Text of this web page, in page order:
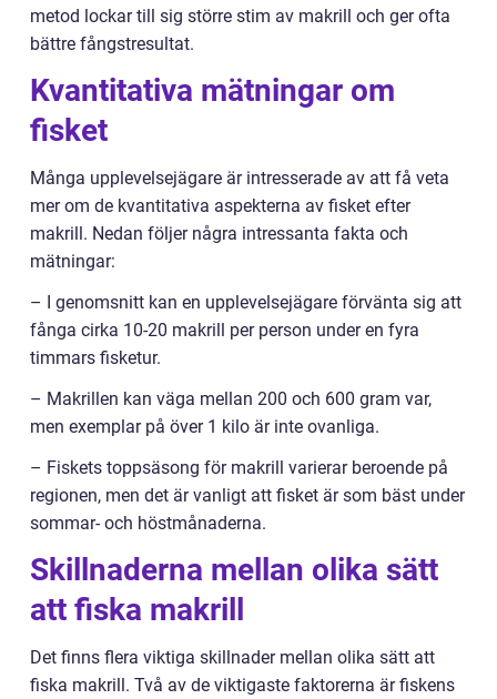
metod lockar till sig större stim av makrill och ger ofta
bättre fångstresultat.
Kvantitativa mätningar om
fisket
Många upplevelsejägare är intresserade av att få veta
mer om de kvantitativa aspekterna av fisket efter
makrill. Nedan följer några intressanta fakta och
mätningar:
– I genomsnitt kan en upplevelsejägare förvänta sig att
fånga cirka 10-20 makrill per person under en fyra
timmars fisketur.
– Makrillen kan väga mellan 200 och 600 gram var,
men exemplar på över 1 kilo är inte ovanliga.
– Fiskets toppsäsong för makrill varierar beroende på
regionen, men det är vanligt att fisket är som bäst under
sommar- och höstmånaderna.
Skillnaderna mellan olika sätt
att fiska makrill
Det finns flera viktiga skillnader mellan olika sätt att
fiska makrill. Två av de viktigaste faktorerna är fiskens